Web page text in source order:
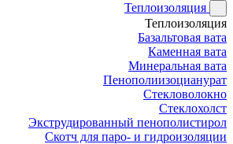
Теплоизоляция
Теплоизоляция
Базальтовая вата
Каменная вата
Минеральная вата
Пенополиизоцианурат
Стекловолокно
Стеклохолст
Экструдированный пенополистирол
Скотч для паро- и гидроизоляции